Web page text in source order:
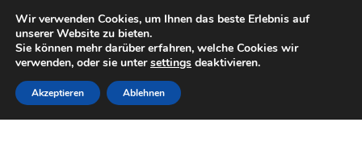
LIEFERUNG ab 6 EUR
Mo–Fr 9–16 Uhr · 0175 7465658
Zur
Navigation
springen
Zum
Inhalt
springen
Wir verwenden Cookies, um Ihnen das beste Erlebnis auf
unserer Website zu bieten.
Sie können mehr darüber erfahren, welche Cookies wir
verwenden, oder sie untersettings deaktivieren.
Akzeptieren Ablehnen